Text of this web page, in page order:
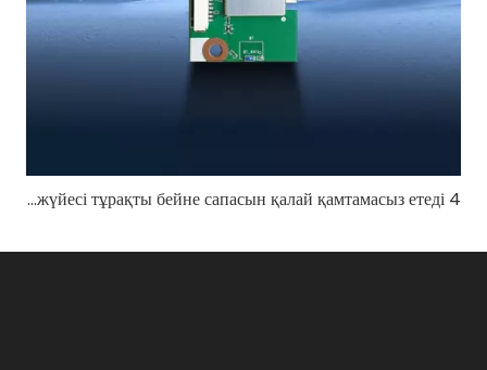
4 км ұзақ қашықтықтағы UAV кескінді беру жүйесі тұрақты бейне сапасын қалай қамтамасыз етеді?